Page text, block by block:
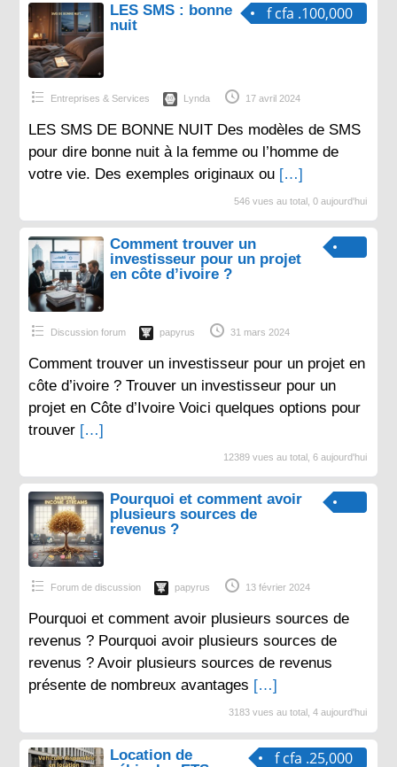
f cfa .100,000
LES SMS : bonne
nuit
Entreprises & Services Lynda 17 avril 2024
LES SMS DE BONNE NUIT Des modèles de SMS
pour dire bonne nuit à la femme ou l’homme de
votre vie. Des exemples originaux ou […]
546 vues au total, 0 aujourd'hui
Comment trouver un
investisseur pour un projet
en côte d’ivoire ?
Discussion forum papyrus 31 mars 2024
Comment trouver un investisseur pour un projet en
côte d’ivoire ? Trouver un investisseur pour un
projet en Côte d’Ivoire Voici quelques options pour
trouver […]
12389 vues au total, 6 aujourd'hui
Pourquoi et comment avoir
plusieurs sources de
revenus ?
Forum de discussion papyrus 13 février 2024
Pourquoi et comment avoir plusieurs sources de
revenus ? Pourquoi avoir plusieurs sources de
revenus ? Avoir plusieurs sources de revenus
présente de nombreux avantages […]
3183 vues au total, 4 aujourd'hui
f cfa .25,000
Location de